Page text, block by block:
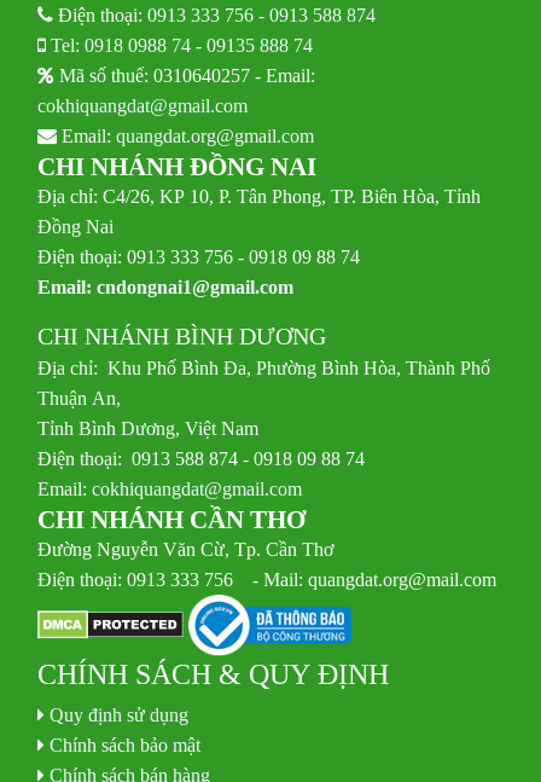
Điện thoại:0913 333 756 -0913 588 874
Tel:0918 0988 74 -09135 888 74
Mã số thuế: 0310640257 - Email:
cokhiquangdat@gmail.com
Email:quangdat.org@gmail.com
CHI NHÁNH ĐỒNG NAI
Địa chỉ: C4/26, KP 10, P. Tân Phong, TP. Biên Hòa, Tỉnh
Đồng Nai
Điện thoại: 0913 333 756 - 0918 09 88 74
Email:cndongnai1@gmail.com
CHI NHÁNH BÌNH DƯƠNG
Địa chỉ: Khu Phố Bình Đa, Phường Bình Hòa, Thành Phố
Thuận An,
Tỉnh Bình Dương, Việt Nam
Điện thoại: 0913 588 874 - 0918 09 88 74
Email:cokhiquangdat@gmail.com
CHI NHÁNH CẦN THƠ
Đường Nguyễn Văn Cừ, Tp. Cần Thơ
Điện thoại: 0913 333 756 - Mail: quangdat.org@mail.com
CHÍNH SÁCH & QUY ĐỊNH
Quy định sử dụng
Chính sách bảo mật
Chính sách bán hàng